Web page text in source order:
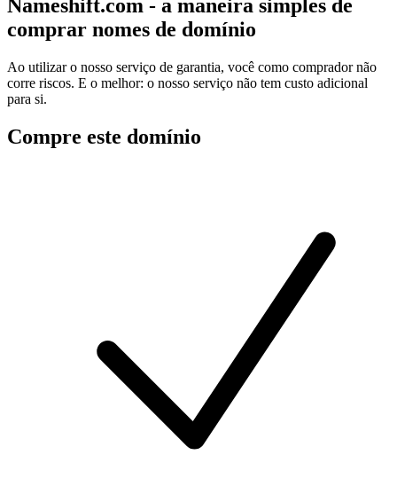
Nameshift.com - a maneira simples de
comprar nomes de domínio
Ao utilizar o nosso serviço de garantia, você como comprador não
corre riscos. E o melhor: o nosso serviço não tem custo adicional
para si.
Compre este domínio